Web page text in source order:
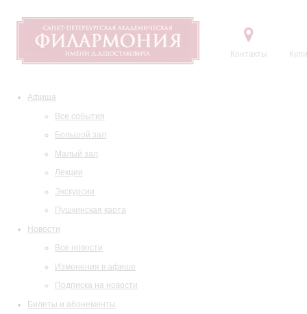
Контакты
Афиша
Все события
Большой зал
Малый зал
Лекции
Экскурсии
Пушкинская карта
Новости
Все новости
Изменения в афише
Подписка на новости
Билеты и абонементы